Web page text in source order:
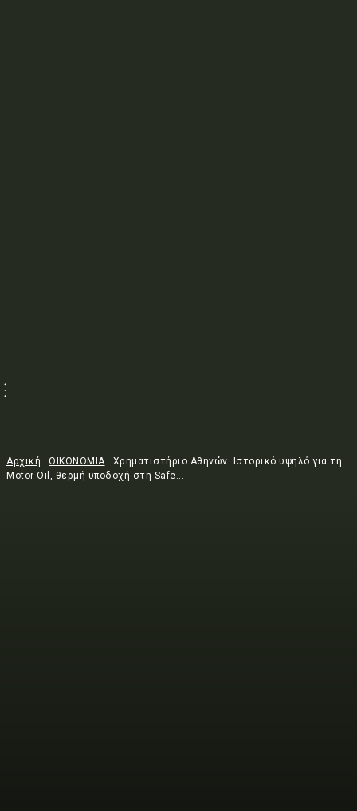
Αρχική ΟΙΚΟΝΟΜΙΑ
Χρηματιστήριο Αθηνών: Ιστορικό υψηλό για τη
Motor Oil, θερμή υποδοχή στη Safe...